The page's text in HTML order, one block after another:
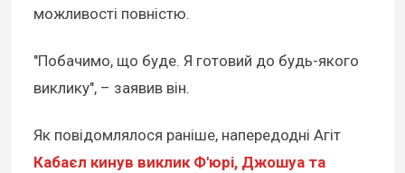
можливості повністю.
"Побачимо, що буде. Я готовий до будь-якого
виклику", – заявив він.
Як повідомлялося раніше, напередодні Агіт
Кабаєл кинув виклик Ф'юрі, Джошуа та